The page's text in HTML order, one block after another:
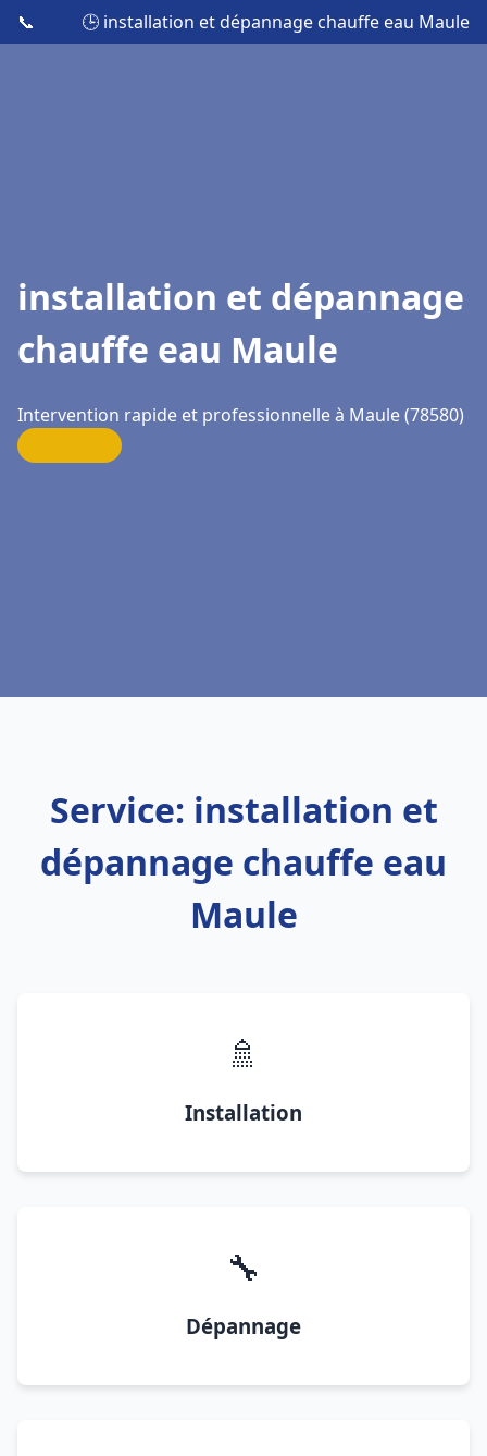
📞 🕒 installation et dépannage chauffe eau Maule
installation et dépannage
chauffe eau Maule
Intervention rapide et professionnelle à Maule (78580)
Service: installation et
dépannage chauffe eau
Maule
🚿
Installation
🔧
Dépannage